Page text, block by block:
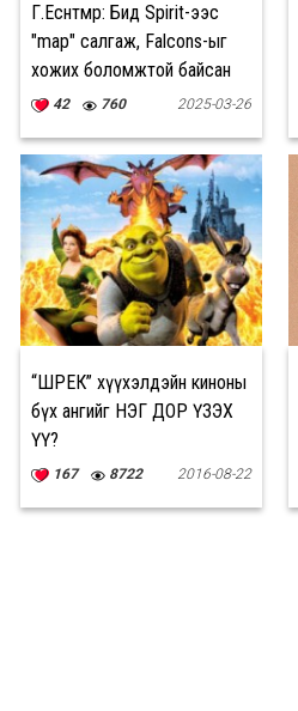
Г.Есөнтөмөр: Бид Spirit-ээс
"map" салгаж, Falcons-ыг
хожих боломжтой байсан
42 760 2025-03-26
“ШРЕК” хүүхэлдэйн киноны
бүх ангийг НЭГ ДОР ҮЗЭХ
ҮҮ?
167 8722 2016-08-22